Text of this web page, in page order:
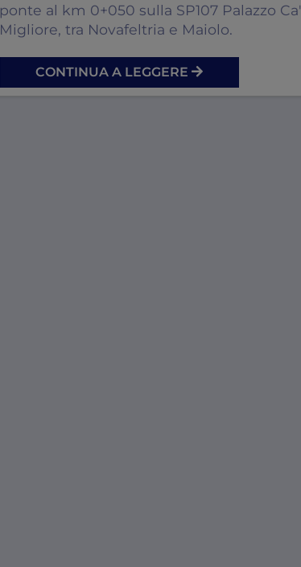
ponte al km 0+050 sulla SP107 Palazzo Ca'
Migliore, tra Novafeltria e Maiolo.
CONTINUA A LEGGERE